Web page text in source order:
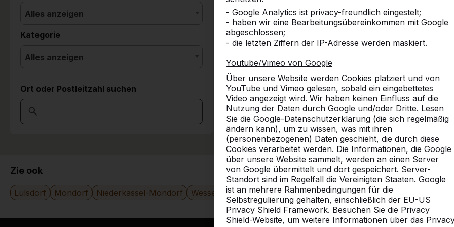
- Google Analytics ist privacy-freundlich eingestelt;
- haben wir eine Bearbeitungsübereinkommen mit Google
abgeschlossen;
- die letzten Ziffern der IP-Adresse werden maskiert.
Youtube/Vimeo von Google
Über unsere Website werden Cookies platziert und von
YouTube und Vimeo gelesen, sobald ein eingebettetes
Video angezeigt wird. Wir haben keinen Einfluss auf die
Nutzung der Daten durch Google und/oder Dritte. Lesen
Sie die Google-Datenschutzerklärung (die sich regelmäßig
ändern kann), um zu wissen, was mit ihren
(personenbezogenen) Daten geschieht, die durch diese
Cookies verarbeitet werden. Die Informationen, die Google
über unsere Website sammelt, werden an einen Server
von Google übermittelt und dort gespeichert. Server-
Standort sind im Regelfall die Vereinigten Staaten. Google
ist an mehrere Rahmenbedingungen für die
Selbstregulierung gehalten, einschließlich der EU-US
Privacy Shield Framework. Besuchen Sie die Privacy
Shield-Website, um weitere Informationen über das
Alles anzeigen
Kategorie
Alles anzeigen
Ort oder Postleitzahl suchen
Zie ook
Lülsdorf Mondorf Niederkassel-Mondorf Wesseling